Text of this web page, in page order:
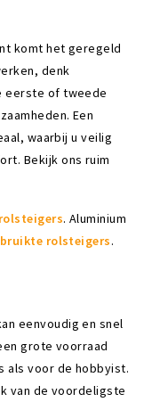
komt het geregeld
denk
eerste of tweede
Een
waarbij u veilig
Bekijk ons ruim
rolsteigers. Aluminium
rolsteigers.
eenvoudig en snel
grote voorraad
als voor de hobbyist.
van de voordeligste